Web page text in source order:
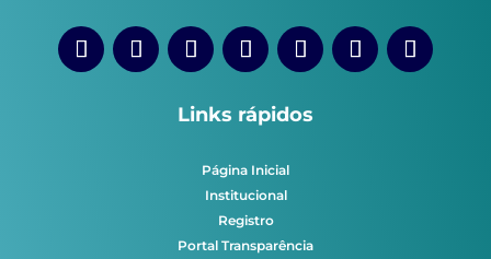
Links rápidos
Página Inicial
Institucional
Registro
Portal Transparência